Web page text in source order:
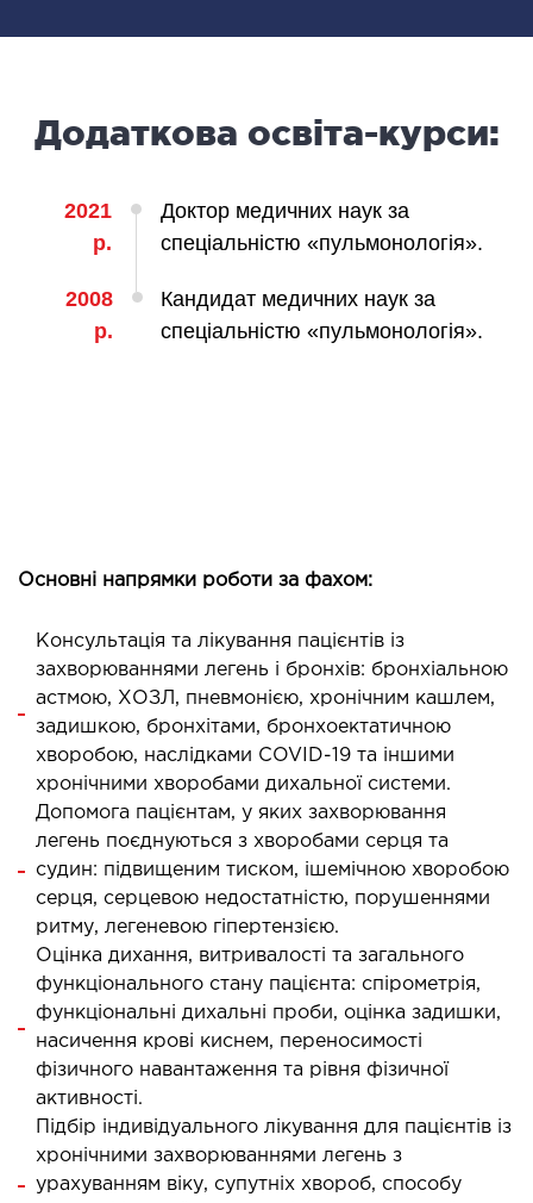
терапія
вух
І ЛОР-ХІРУРГІЯ
лікування порожнини носа і
пазух
лікування захворювань та патологій
і глотки
лікування хропіння
хірургія тіла
урологія
І ДЕРМАТОЛОГІЯ
косметологія
косметологія
косметологія
Додаткова освіта-курси:
2021
р.
Доктор медичних наук за
спеціальністю «пульмонологія».
2008
р.
Кандидат медичних наук за
спеціальністю «пульмонологія».
Основні напрямки роботи за фахом:
Консультація та лікування пацієнтів із
захворюваннями легень і бронхів: бронхіальною
астмою, ХОЗЛ, пневмонією, хронічним кашлем,
задишкою, бронхітами, бронхоектатичною
хворобою, наслідками COVID-19 та іншими
хронічними хворобами дихальної системи.
Допомога пацієнтам, у яких захворювання
легень поєднуються з хворобами серця та
судин: підвищеним тиском, ішемічною хворобою
серця, серцевою недостатністю, порушеннями
ритму, легеневою гіпертензією.
Оцінка дихання, витривалості та загального
функціонального стану пацієнта: спірометрія,
функціональні дихальні проби, оцінка задишки,
насичення крові киснем, переносимості
фізичного навантаження та рівня фізичної
активності.
Підбір індивідуального лікування для пацієнтів із
хронічними захворюваннями легень з
урахуванням віку, супутніх хвороб, способу